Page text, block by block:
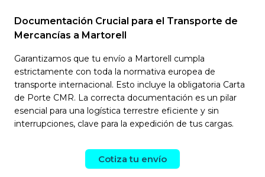
Documentación Crucial para el Transporte de
Mercancías a Martorell
Garantizamos que tu envío a Martorell cumpla
estrictamente con toda la normativa europea de
transporte internacional. Esto incluye la obligatoria Carta
de Porte CMR. La correcta documentación es un pilar
esencial para una logística terrestre eficiente y sin
interrupciones, clave para la expedición de tus cargas.
Cotiza tu envío